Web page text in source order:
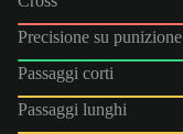
Precisione su punizione
Passaggi corti
Passaggi lunghi